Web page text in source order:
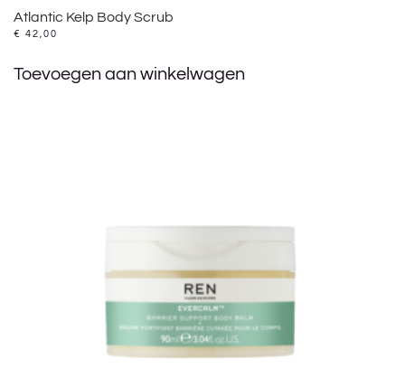
Atlantic Kelp Body Scrub
€ 42,00
Toevoegen aan winkelwagen